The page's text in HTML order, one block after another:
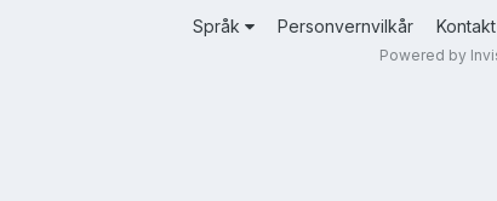
Språk Personvernvilkår
Powered by